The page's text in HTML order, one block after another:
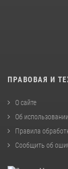
ПРАВОВАЯ И
О сайте
Об
Правила
Сообщить об